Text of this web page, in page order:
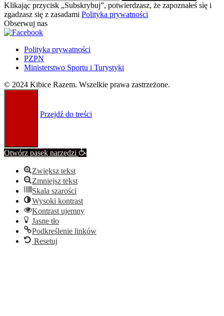
Klikając przycisk „Subskrybuj”, potwierdzasz, że zapoznałeś się i
zgadzasz się z zasadami Polityka prywatności
Obserwuj nas
Polityka prywatności
PZPN
Ministerstwo Sportu i Turystyki
© 2024 Kibice Razem. Wszelkie prawa zastrzeżone.
Przejdź do treści
Otwórz pasek narzędzi
Zwiększ tekst
Zmniejsz tekst
Skala szarości
Wysoki kontrast
Kontrast ujemny
Jasne tło
Podkreślenie linków
Resetuj